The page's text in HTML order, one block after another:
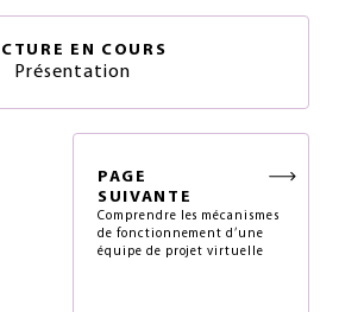
EN COURS
Présentation
PAGE
SUIVANTE
Comprendre les mécanismes
de fonctionnement d’une
équipe de projet virtuelle